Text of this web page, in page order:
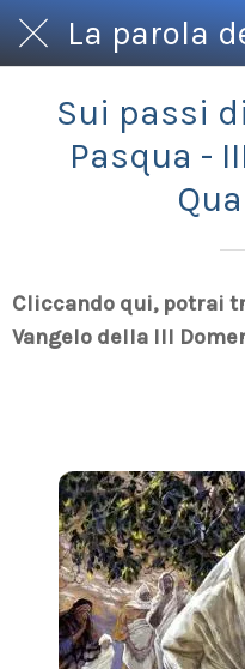
La parola
Sui passi
Pasqua -
Cliccando qui, potrai
Vangelo della III